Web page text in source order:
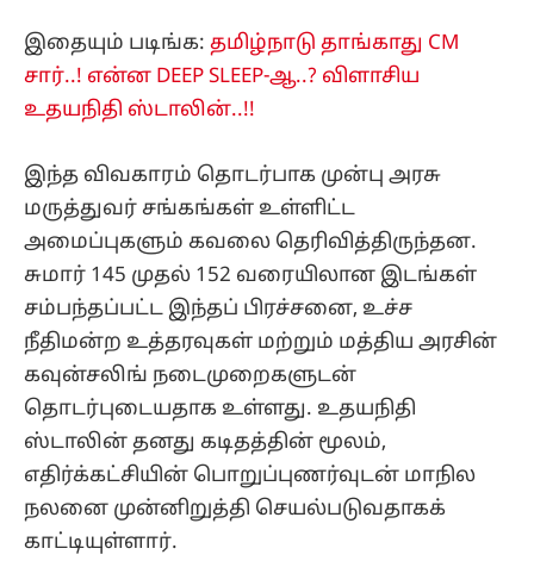
இதையும் படிங்க: தமிழ்நாடு தாங்காது CM
சார்..! என்ன DEEP SLEEP-ஆ..? விளாசிய
உதயநிதி ஸ்டாலின்..!!
இந்த விவகாரம் தொடர்பாக முன்பு அரசு
மருத்துவர் சங்கங்கள் உள்ளிட்ட
அமைப்புகளும் கவலை தெரிவித்திருந்தன.
சுமார் 145 முதல் 152 வரையிலான இடங்கள்
சம்பந்தப்பட்ட இந்தப் பிரச்சனை, உச்ச
நீதிமன்ற உத்தரவுகள் மற்றும் மத்திய அரசின்
கவுன்சலிங் நடைமுறைகளுடன்
தொடர்புடையதாக உள்ளது. உதயநிதி
ஸ்டாலின் தனது கடிதத்தின் மூலம்,
எதிர்க்கட்சியின் பொறுப்புணர்வுடன் மாநில
நலனை முன்னிறுத்தி செயல்படுவதாகக்
காட்டியுள்ளார்.